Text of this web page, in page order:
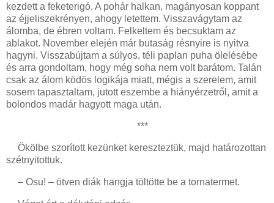
kezdett a feketerigó. A pohár halkan, magányosan koppant
az éjjeliszekrényen, ahogy letettem. Visszavágytam az
álomba, de ébren voltam. Felkeltem és becsuktam az
ablakot. November elején már butaság résnyire is nyitva
hagyni. Visszabújtam a súlyos, téli paplan puha ölelésébe
és arra gondoltam, hogy még soha nem volt barátom. Talán
csak az álom ködös logikája miatt, mégis a szerelem, amit
sosem tapasztaltam, jutott eszembe a hiányérzetről, amit a
bolondos madár hagyott maga után.
***
Ökölbe szorított kezünket kereszteztük, majd határozottan
szétnyitottuk.
– Osu! – ötven diák hangja töltötte be a tornatermet.